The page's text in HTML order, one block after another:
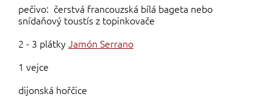
pečivo: čerstvá francouzská bílá bageta nebo
snídaňový toustís z topinkovače
2 - 3 plátky Jamón Serrano
1 vejce
dijonská hořčice